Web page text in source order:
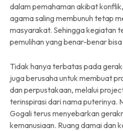
dalam pemahaman akibat
agama saling membunuh tetap
masyarakat. Sehingga kegiatan
pemulihan yang benar-benar
Tidak hanya terbatas pada
juga berusaha untuk membuat
dan perpustakaan, melalui
terinspirasi dari nama puterinya.
Gogali terus menyebarkan
kemanusiaan. Ruang damai dan